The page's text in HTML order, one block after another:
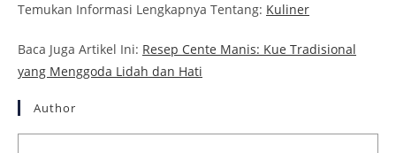
Temukan Informasi Lengkapnya Tentang: Kuliner
Baca Juga Artikel Ini: Resep Cente Manis: Kue Tradisional
yang Menggoda Lidah dan Hati
Author